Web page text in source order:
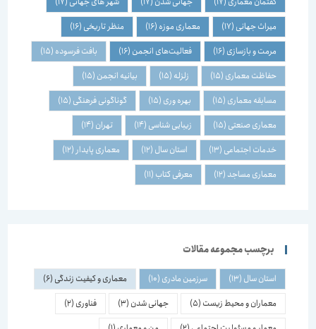
میراث جهانی(17) معماری موزه(16) منظر تاریخی(16)
مرمت و بازسازی(16) فعالیت‌های انجمن(16) بافت فرسوده(15)
حفاظت معماری(15) زلزله(15) بیانیه انجمن(15)
مسابقه معماری(15) بهره وری(15) گوناگونی فرهنگی(15)
معماری صنعتی(15) زیبایی شناسی(14) تهران(14)
خدمات اجتماعی(13) استان سال(12) معماری پایدار(12)
معماری مساجد(12) معرفی کتاب(11)
برچسب مجموعه مقالات
استان سال(13) سرزمین مادری(10) معماری و کیفیت زندگی(6)
معماران و محیط زیست(5) جهانی شدن(3) فناوری(2)